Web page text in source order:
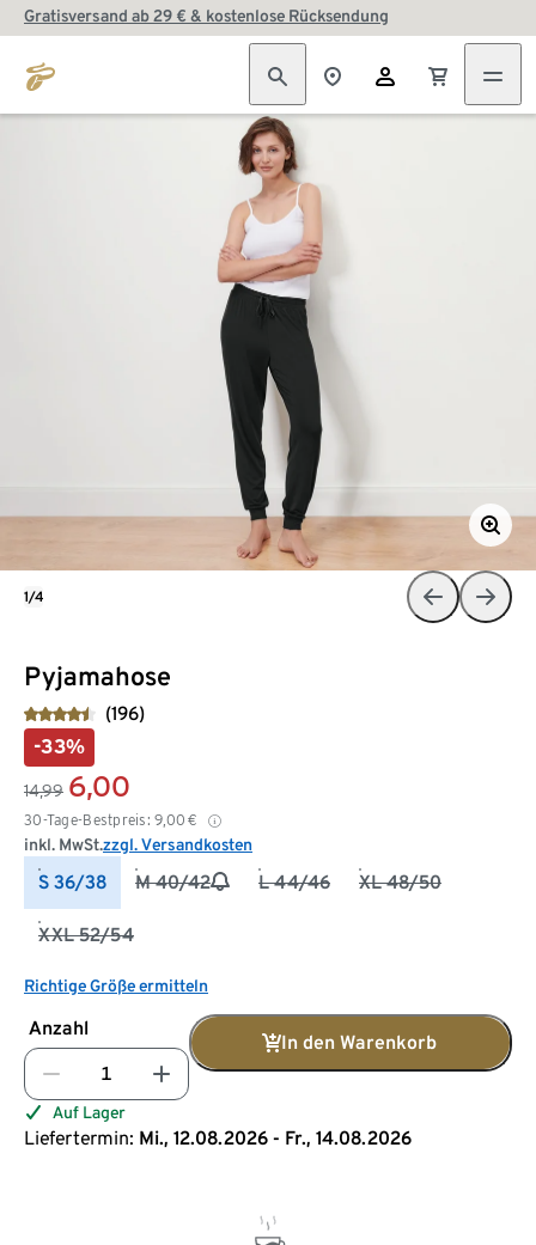
Gratisversand ab 29 € & kostenlose Rücksendung
Pyjamahose
(196)
-33%
14,99 6,00
30-Tage-Bestpreis: 9,00 €
inkl. MwSt.zzgl. Versandkosten
S 36/38 M 40/42 L 44/46 XL 48/50
XXL 52/54
Richtige Größe ermitteln
Anzahl
In den Warenkorb
Auf Lager
Liefertermin: Mi., 12.08.2026 - Fr., 14.08.2026
1/4